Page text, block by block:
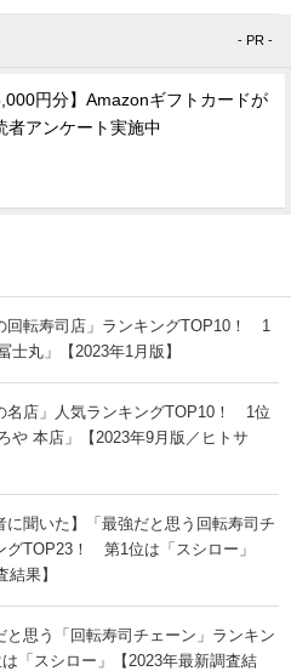
- PR -
円分】Amazonギフトカードが
者アンケート実施中
回転寿司店」ランキングTOP10！ 1
士丸」【2023年1月版】
名店」人気ランキングTOP10！ 1位
や 本店」【2023年9月版／ヒトサ
に聞いた】「最強だと思う回転寿司チ
グTOP23！ 第1位は「スシロー」
結果】
と思う「回転寿司チェーン」ランキン
「スシロー」【2023年最新調査結